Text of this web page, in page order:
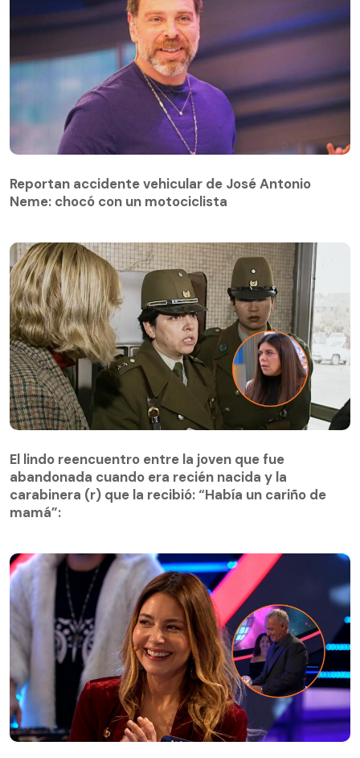
Reportan accidente vehicular de José Antonio
Neme: chocó con un motociclista
abandonada cuando era recién nacida y la
carabinera (r) que la recibió: “Había un cariño de
mamá”:
El lindo reencuentro entre la joven que fue
abandonada cuando era recién nacida y la
carabinera (r) que la recibió: “Había un cariño de
mamá”: